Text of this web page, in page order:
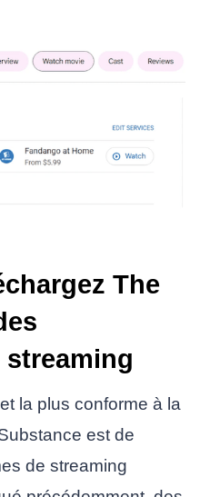
The
la plus conforme à la
est de
de streaming